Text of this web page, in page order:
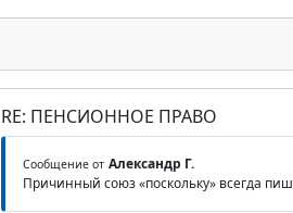
RE: ПЕНСИОННОЕ ПРАВО
Сообщение от Александр Г.
Причинный союз «поскольку» всегда